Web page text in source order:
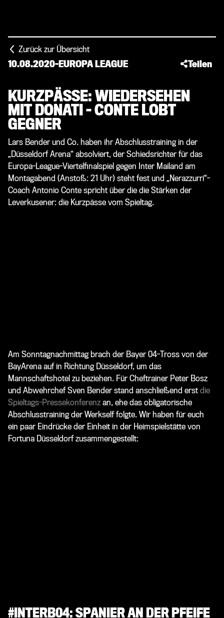
Zurück zur Übersicht
10.08.2020-EUROPA LEAGUE Teilen
KURZPÄSSE: WIEDERSEHEN
MIT DONATI – CONTE LOBT
GEGNER
Lars Bender und Co. haben ihr Abschlusstraining in der
„Düsseldorf Arena“ absolviert, der Schiedsrichter für das
Europa-League-Viertelfinalspiel gegen Inter Mailand am
Montagabend (Anstoß: 21 Uhr) steht fest und „Nerazzurri“-
Coach Antonio Conte spricht über die die Stärken der
Leverkusener: die Kurzpässe vom Spieltag.
Am Sonntagnachmittag brach der Bayer 04-Tross von der
BayArena auf in Richtung Düsseldorf, um das
Mannschaftshotel zu beziehen. Für Cheftrainer Peter Bosz
und AbwehrchefSven Benderstand anschließend erst die
Spieltags-Pressekonferenz an, ehe das obligatorische
Abschlusstraining der Werkself folgte. Wir haben für euch
ein paar Eindrücke der Einheit in der Heimspielstätte von
Fortuna Düsseldorf zusammengestellt:
#INTERB04: SPANIER AN DER PFEIFE